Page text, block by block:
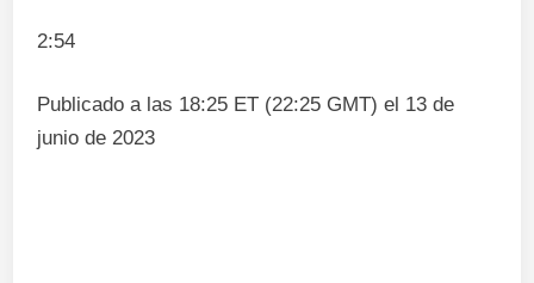
2:54
Publicado a las 18:25 ET (22:25 GMT) el 13 de
junio de 2023